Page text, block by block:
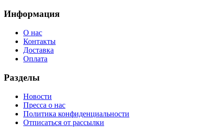
Информация
О нас
Контакты
Доставка
Оплата
Разделы
Новости
Пресса о нас
Политика конфиденциальности
Отписаться от рассылки